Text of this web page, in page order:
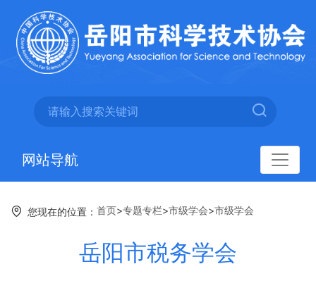
网站导航
您现在的位置： 首页>专题专栏>市级学会>市级学会
岳阳市税务学会